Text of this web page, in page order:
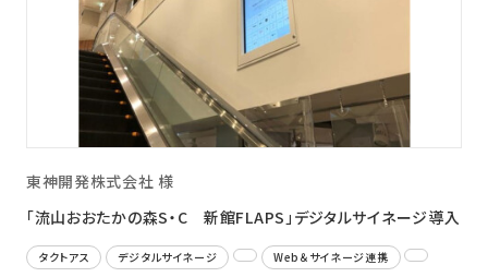
東神開発株式会社 様
「流山おおたかの森S・C 新館FLAPS」デジタルサイネージ導入
タクトアス デジタルサイネージ Web＆サイネージ連携